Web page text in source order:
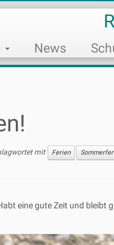
News
mit Ferien
eine gute Zeit und bleibt